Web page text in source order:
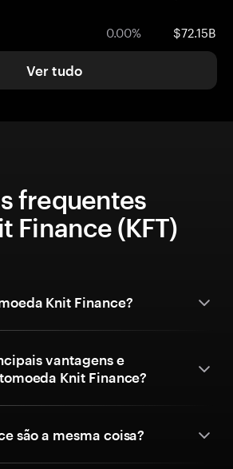
0.00% $72.15B
Ver tudo
frequentes
Finance (KFT)
Knit Finance?
vantagens e
Knit Finance?
são a mesma coisa?